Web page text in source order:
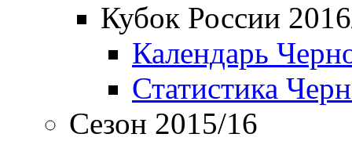
Кубок России
Календарь
Статистика
Сезон 2015/16